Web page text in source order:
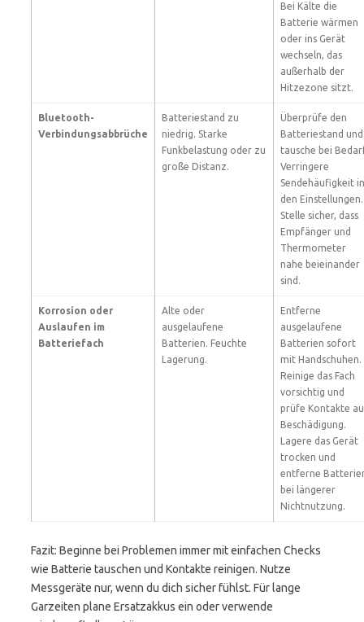
Bei Kälte die
Batterie wärmen
oder ins Gerät
wechseln, das
außerhalb der
Hitzezone sitzt.
Bluetooth-
Verbindungsabbrüche
Batteriestand zu
niedrig. Starke
Funkbelastung oder zu
große Distanz.
Überprüfe den
Batteriestand und
tausche bei
Verringere
Sendehäufigkeit in
den Einstellungen.
Stelle sicher, dass
Empfänger und
Thermometer
nahe beieinander
sind.
Korrosion oder
Auslaufen im
Batteriefach
Alte oder
ausgelaufene
Batterien. Feuchte
Lagerung.
Entferne
ausgelaufene
Batterien sofort
mit Handschuhen.
Reinige das Fach
vorsichtig und
prüfe Kontakte
Beschädigung.
Lagere das Gerät
trocken und
entferne
bei längerer
Nichtnutzung.
Fazit: Beginne bei Problemen immer mit einfachen Checks
wie Batterie tauschen und Kontakte reinigen. Nutze
Messgeräte nur, wenn du dich sicher fühlst. Für lange
Garzeiten plane Ersatzakkus ein oder verwende